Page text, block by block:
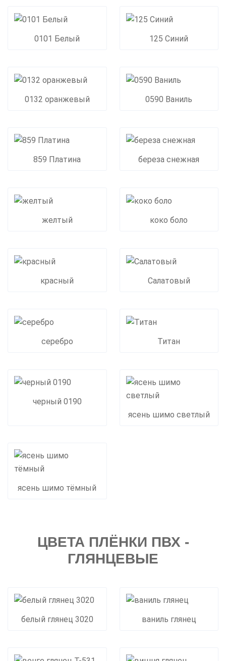
0101 Белый 125 Синий
0132 оранжевый 0590 Ваниль
859 Платина береза снежная
желтый коко боло
красный Салатовый
серебро Титан
черный 0190
ясень шимо светлый
ясень шимо тёмный
ЦВЕТА ПЛЁНКИ ПВХ -
ГЛЯНЦЕВЫЕ
белый глянец 3020 ваниль глянец